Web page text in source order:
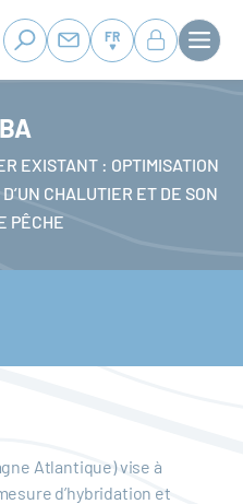
FR
EXISTANT : OPTIMISATION
CHALUTIER ET DE SON
PÊCHE
Atlantique) vise à
d’hybridation et